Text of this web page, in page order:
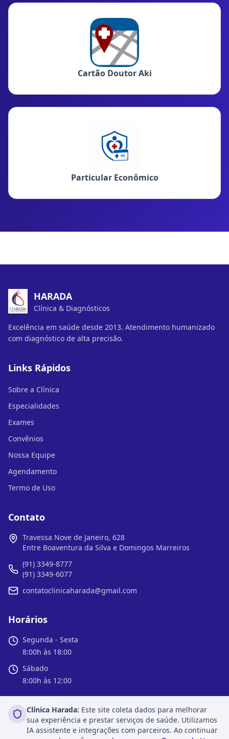
Cartão Doutor Aki
Particular Econômico
HARADA
Clínica & Diagnósticos
Excelência em saúde desde 2013. Atendimento humanizado
com diagnóstico de alta precisão.
Links Rápidos
Sobre a Clínica
Especialidades
Exames
Convênios
Nossa Equipe
Agendamento
Termo de Uso
Contato
Travessa Nove de Janeiro, 628
Entre Boaventura da Silva e Domingos Marreiros
(91) 3349-8777
(91) 3349-6077
contatoclinicaharada@gmail.com
Horários
Segunda - Sexta
8:00h às 18:00
Sábado
8:00h às 12:00
Clínica Harada: Este site coleta dados para melhorar
sua experiência e prestar serviços de saúde. Utilizamos
IA assistente e integrações com parceiros. Ao continuar